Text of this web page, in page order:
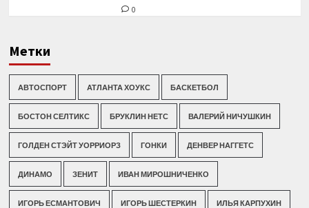
0
Метки
АВТОСПОРТ АТЛАНТА ХОУКС БАСКЕТБОЛ
БОСТОН СЕЛТИКС БРУКЛИН НЕТС ВАЛЕРИЙ НИЧУШКИН
ГОЛДЕН СТЭЙТ УОРРИОРЗ ГОНКИ ДЕНВЕР НАГГЕТС
ДИНАМО ЗЕНИТ ИВАН МИРОШНИЧЕНКО
ИГОРЬ ЕСМАНТОВИЧ ИГОРЬ ШЕСТЕРКИН ИЛЬЯ КАРПУХИН